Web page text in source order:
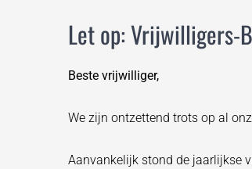
Let op: Vrijwilligers-
Beste vrijwilliger,
We zijn ontzettend trots op al
Aanvankelijk stond de jaarlijkse